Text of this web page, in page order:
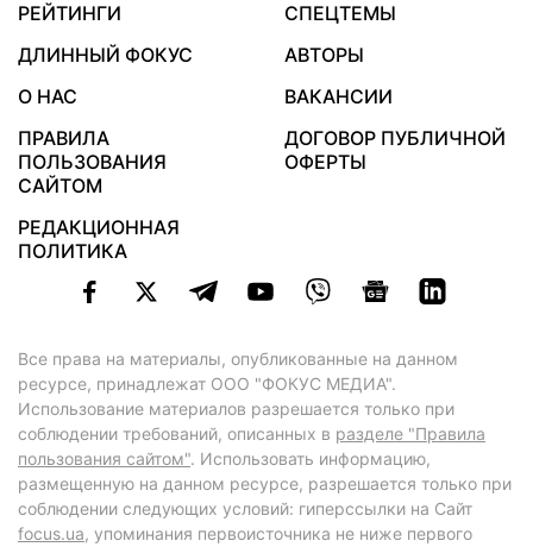
РЕЙТИНГИ
СПЕЦТЕМЫ
ДЛИННЫЙ ФОКУС
АВТОРЫ
О НАС
ВАКАНСИИ
ПРАВИЛА
ПОЛЬЗОВАНИЯ
САЙТОМ
ДОГОВОР ПУБЛИЧНОЙ
ОФЕРТЫ
РЕДАКЦИОННАЯ
ПОЛИТИКА
Все права на материалы, опубликованные на данном
ресурсе, принадлежат ООО "ФОКУС МЕДИА".
Использование материалов разрешается только при
соблюдении требований, описанных в разделе "Правила
пользования сайтом". Использовать информацию,
размещенную на данном ресурсе, разрешается только при
соблюдении следующих условий: гиперссылки на Сайт
focus.ua, упоминания первоисточника не ниже первого